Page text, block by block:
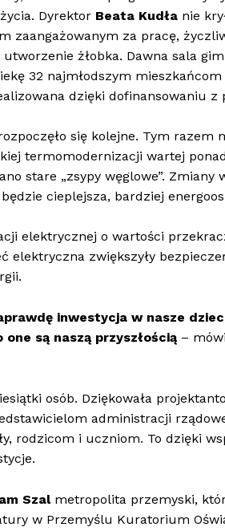
Dyrektor Beata Kudła nie
zaangażowanym za pracę,
żłobka. Dawna sala
32 najmłodszym
dzięki dofinansowaniu
się kolejne. Tym razem
termomodernizacji wartej
stare „zsypy węglowe”. Zmiany
cieplejsza, bardziej
elektrycznej o wartości
elektryczna zwiększyły
inwestycja w nasze
są naszą przyszłością –
osób. Dziękowała
administracji
rodzicom i uczniom. To dzięki
Szalmetropolita przemyski,
w Przemyślu Kuratorium